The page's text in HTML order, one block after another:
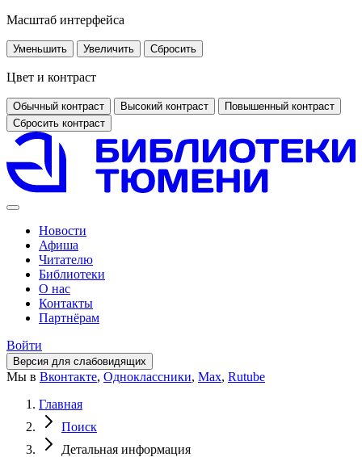
Масштаб интерфейса
Уменьшить Увеличить Сбросить
Цвет и контраст
Обычный контраст Высокий контраст
Повышенный контраст
Сбросить контраст
Новости
Афиша
Читателю
Библиотеки
О нас
Контакты
Партнёрам
Войти
Версия для слабовидящих
Мы в Вконтакте, Одноклассники, Max, Rutube
Главная
Поиск
Детальная информация